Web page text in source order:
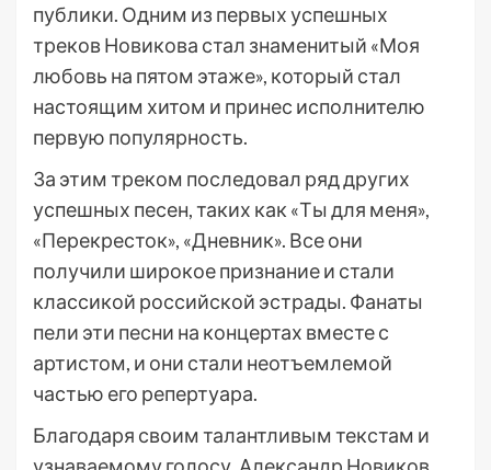
публики. Одним из первых успешных
треков Новикова стал знаменитый «Моя
любовь на пятом этаже», который стал
настоящим хитом и принес исполнителю
первую популярность.
За этим треком последовал ряд других
успешных песен, таких как «Ты для меня»,
«Перекресток», «Дневник». Все они
получили широкое признание и стали
классикой российской эстрады. Фанаты
пели эти песни на концертах вместе с
артистом, и они стали неотъемлемой
частью его репертуара.
Благодаря своим талантливым текстам и